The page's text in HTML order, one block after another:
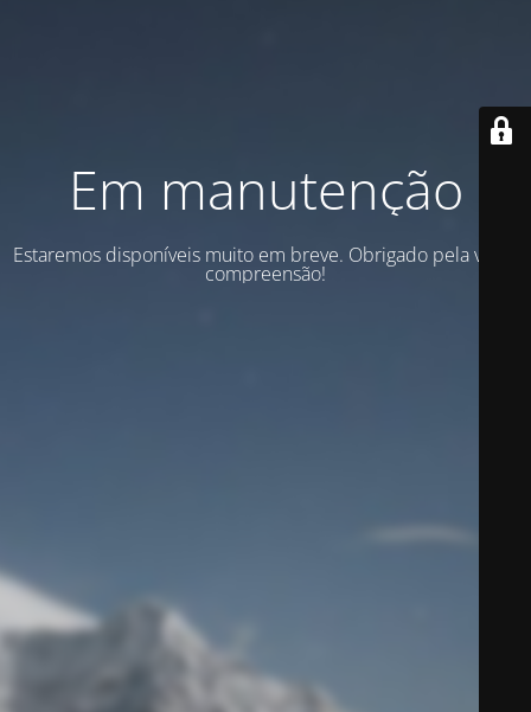
Em manutenção
Estaremos disponíveis muito em breve. Obrigado pela vossa
compreensão!